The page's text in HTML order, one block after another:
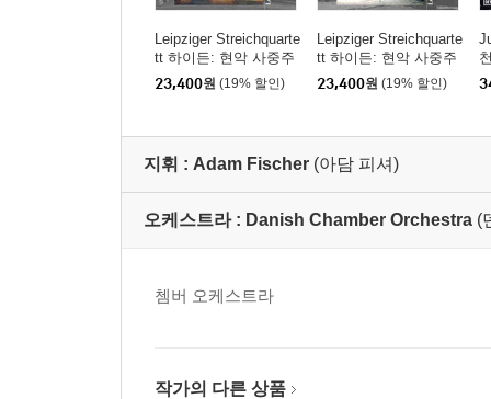
Leipziger Streichquarte
tt 하이든: 현악 사중주
22집 (Haydn: String Qu
artets Vol.22 - Op.76 N
23,400원 (19% 할인)
Leipziger Streichquarte
tt 하이든: 현악 사중주
21집 (Haydn: String Qu
artets Vol.21 - Op.55 N
23,400원 (19% 할인)
지휘 : Adam Fischer (아담 피셔)
오케스트라 : Danish Chamber Orchestra (
쳄버 오케스트라
작가의 다른 상품